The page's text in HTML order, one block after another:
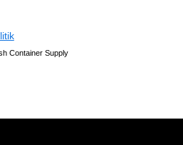
Container Supply